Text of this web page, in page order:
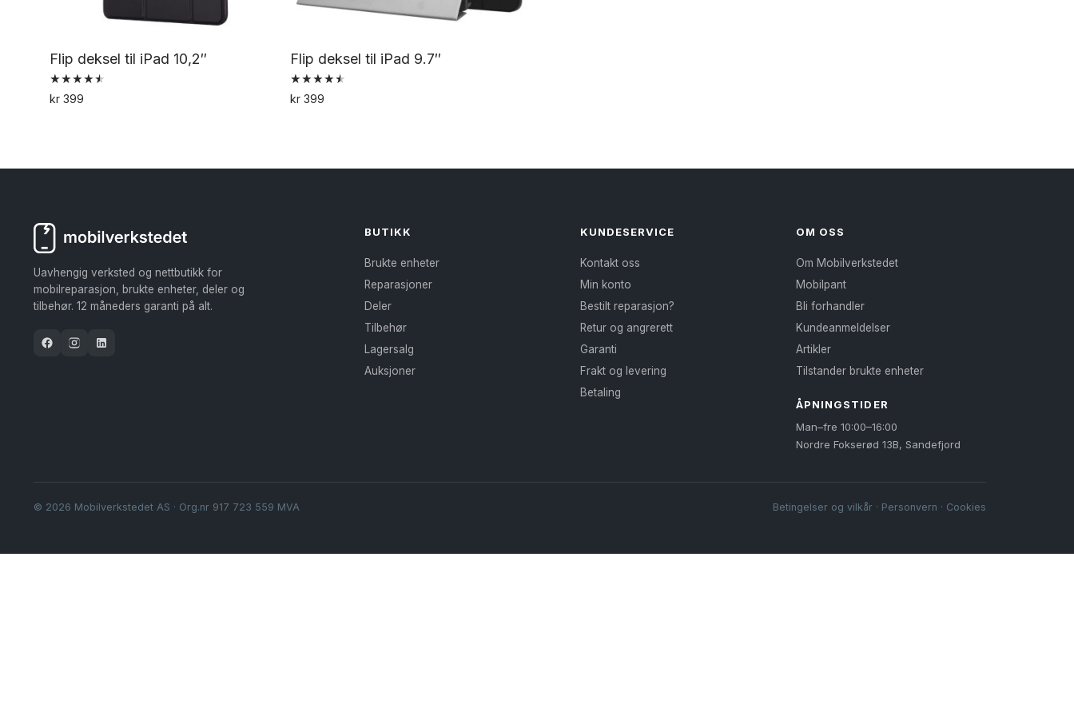
Flip deksel til iPad 10,2″
Vurdert
4.60
kr 399
Flip deksel til iPad 9.7″
Vurdert
4.61
kr399
Uavhengig verksted og nettbutikk for
mobilreparasjon, brukte enheter, deler og
tilbehør. 12 måneders garanti på alt.
BUTIKK
Brukte enheter
Reparasjoner
Deler
Tilbehør
Lagersalg
Auksjoner
KUNDESERVICE
Kontakt oss
Min konto
Bestilt reparasjon?
Retur og angrerett
Garanti
Frakt og levering
Betaling
OM OSS
Om Mobilverkstedet
Mobilpant
Bli forhandler
Kundeanmeldelser
Artikler
Tilstander brukte enheter
ÅPNINGSTIDER
Man–fre 10:00–16:00
Nordre Fokserød 13B, Sandefjord
© 2026 Mobilverkstedet AS · Org.nr 917 723 559 MVA Betingelser og vilkår · Personvern · Cookies